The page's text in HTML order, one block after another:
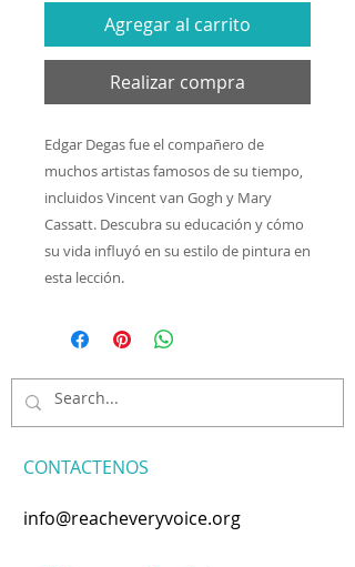
Agregar al carrito
Realizar compra
Edgar Degas fue el compañero de
muchos artistas famosos de su tiempo,
incluidos Vincent van Gogh y Mary
Cassatt. Descubra su educación y cómo
su vida influyó en su estilo de pintura en
esta lección.
CONTACTENOS
info@reacheveryvoice.org